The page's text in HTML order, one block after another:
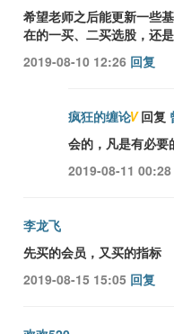
希望老师之后能更新一些
在的一买、二买选股，还是
2019-08-10 12:26 回复
疯狂的缠论V回复
会的，凡是有必要
2019-08-11 00:28
李龙飞
先买的会员，又买的指标
2019-08-15 15:05 回复